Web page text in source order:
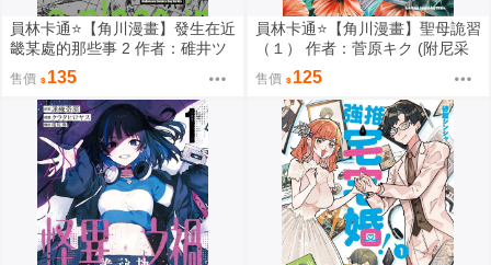
員林卡通⭐️【角川漫畫】發生在近
畿某處的那些事 2 作者：碓井ツ
カサ (附尼采書套)
售價 135
員林卡通⭐️【角川漫畫】聖母詭習
（１） 作者：菅原キク (附尼采
售價 125